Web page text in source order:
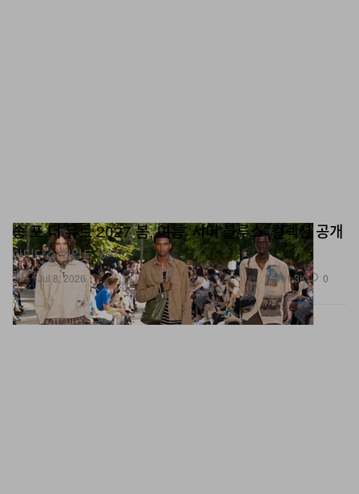
패션
아디다스 협업도 있다.
Jul 8, 2026 1.3K